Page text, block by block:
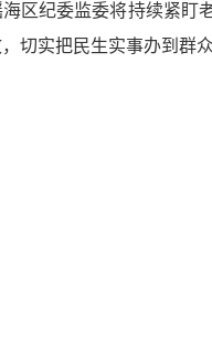
区纪委监委将持续紧盯
切实把民生实事办到群